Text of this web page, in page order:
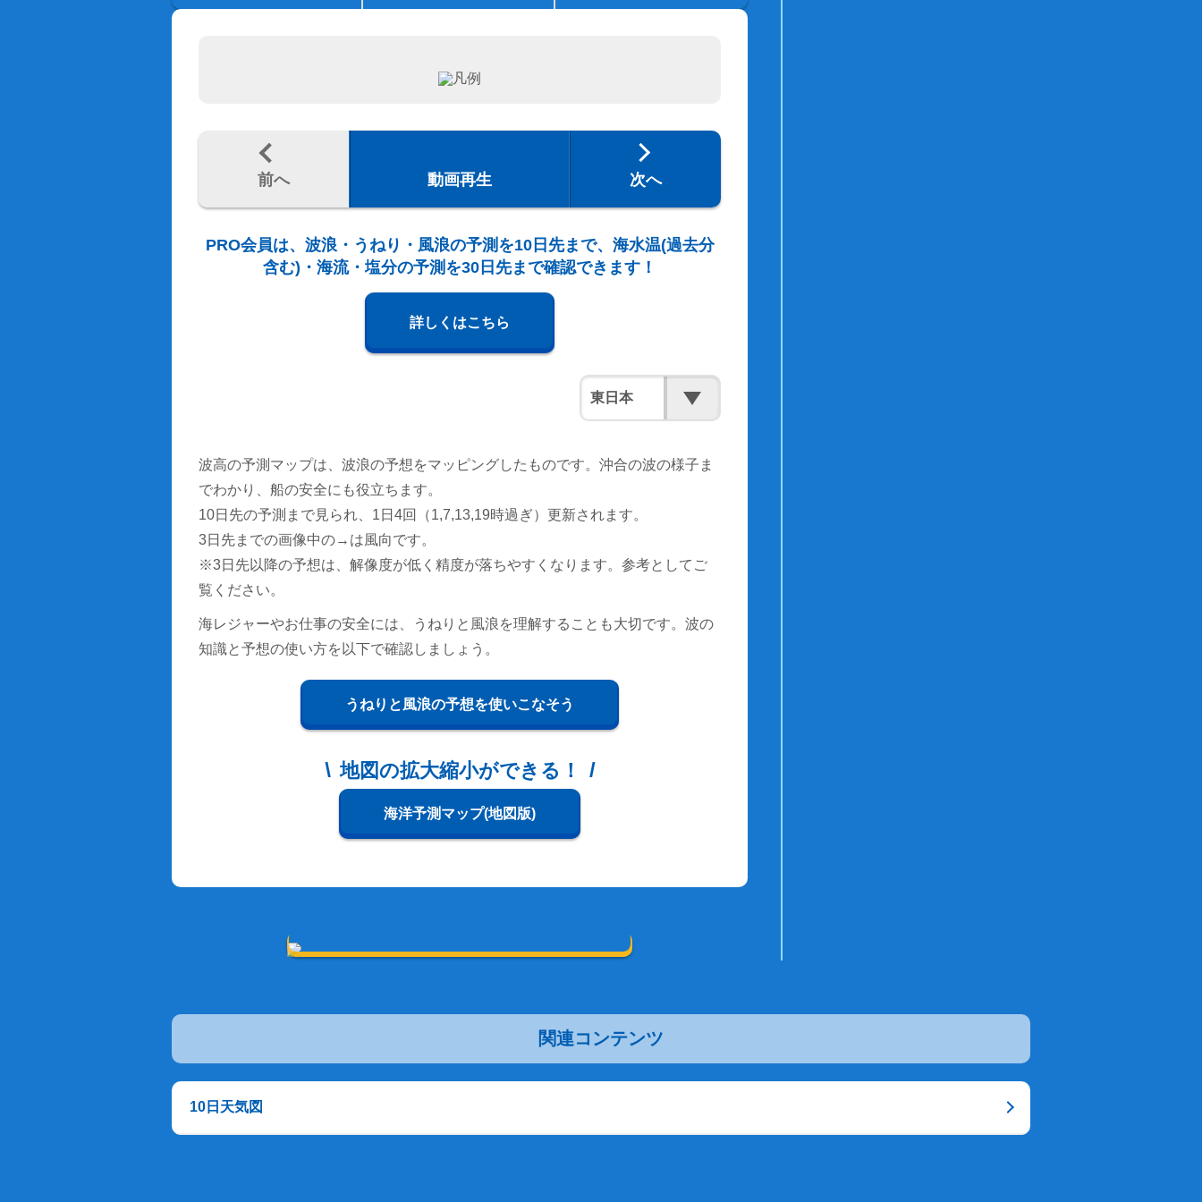
前へ 動画再生 次へ
PRO会員は、波浪・うねり・風浪の予測を10日先まで、海水温(過去分
含む)・海流・塩分の予測を30日先まで確認できます！
詳しくはこちら
波高の予測マップは、波浪の予想をマッピングしたものです。沖合の波の様子ま
でわかり、船の安全にも役立ちます。
10日先の予測まで見られ、1日4回（1,7,13,19時過ぎ）更新されます。
3日先までの画像中の→は風向です。
※3日先以降の予想は、解像度が低く精度が落ちやすくなります。参考としてご
覧ください。
海レジャーやお仕事の安全には、うねりと風浪を理解することも大切です。波の
知識と予想の使い方を以下で確認しましょう。
うねりと風浪の予想を使いこなそう
地図の拡大縮小ができる！
海洋予測マップ(地図版)
関連コンテンツ
10日天気図